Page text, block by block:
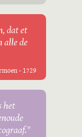
dat et
alle de
- 1729
het